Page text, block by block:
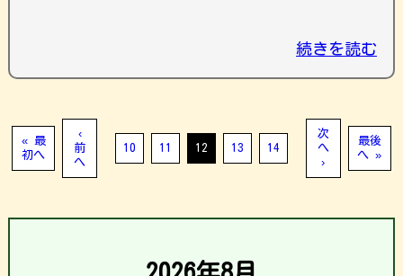
続きを読む
« 最
初へ
‹
前
へ
10 11 12 13 14
次
へ
›
最後
へ »